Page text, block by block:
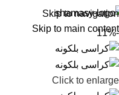
Skip to navigation
Skip to main content
-11%
Click to enlarge